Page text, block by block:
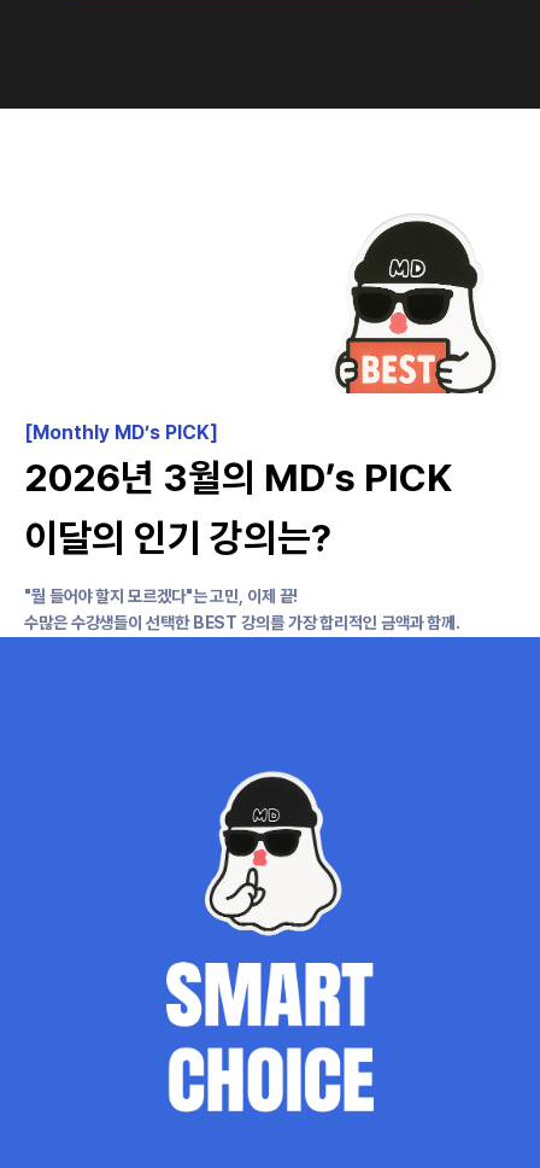
[Monthly MD’s PICK]
2026년 3월의 MD’s PICK
이달의 인기 강의는?
"뭘 들어야 할지 모르겠다"는 고민, 이제 끝!
수많은 수강생들이 선택한 BEST 강의를 가장 합리적인 금액과 함께.